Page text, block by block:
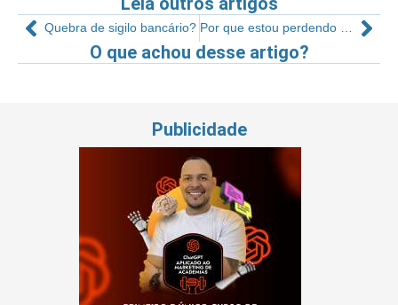
Quebra de sigilo bancário? Por que estou perdendo alunos?
O que achou desse artigo?
Publicidade